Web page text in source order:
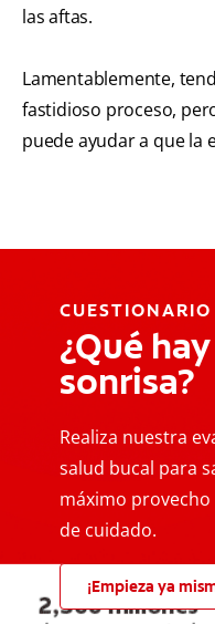
las aftas.
Lamentablemente,
fastidioso proceso,
puede ayudar a que la
¿Qué
sonrisa?
Realiza nuestra
salud bucal para
máximo
de cuidado.
¡Empieza ya